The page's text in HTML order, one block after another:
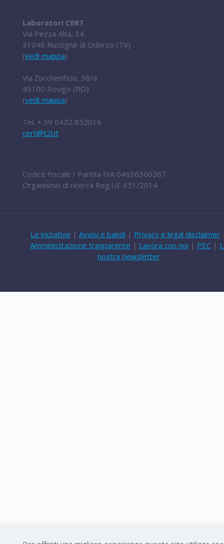
Laboratori CERT
Via Pezza Alta, 34
31046 Rustignè di Oderzo (TV)
(vedi mappa)
Via Zuccherificio, 38/a
45100 Rovigo (RO)
(vedi mappa)
Tel. + 39 0422 852016
cert@t2i.it
Codice Fiscale / Partita IVA 04636360267
Organismo di ricerca Reg.UE 651/2014
Le iniziative | Avvisi e bandi | Privacy e legal disclaimer
Amministrazione trasparente | Lavora con noi | PEC|
nostra newsletter